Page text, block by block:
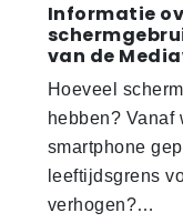
Informatie
van de
Hoeveel
hebben?
smartphone
leeftijdsgrens
verhogen?…